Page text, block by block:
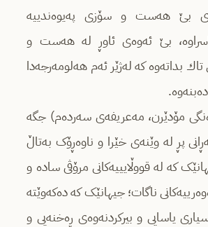
بێ هەست و سۆزی پەیوەندییە
بێ ئەوەی ئاوڕ لە هەست و
تاك بداتەوە كە لەژێر ئەم هەلومەرجەدا
مۆدێرن، مەعریفەی سەردەم) جگە
پڕ لە وێنەی خێرا و ناوەڕۆک بەتاڵ
كە لە قووڵایییەكانی مرۆڤی سادە و
ناگات؛ جیهانێک كە دەكەوێتە
یاسایی و بیركردنەوەی ڕەخنەیی و